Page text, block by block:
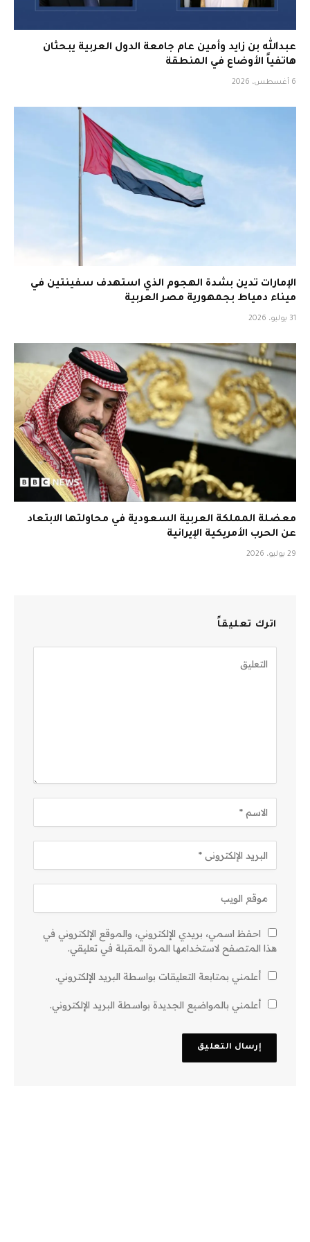
عبدالله بن زايد وأمين عام جامعة الدول العربية يبحثان
هاتفياً الأوضاع في المنطقة
6 أغسطس، 2026
الإمارات تدين بشدة الهجوم الذي استهدف سفينتين في
ميناء دمياط بجمهورية مصر العربية
31 يوليو، 2026
معضلة المملكة العربية السعودية في محاولتها الابتعاد
عن الحرب الأمريكية الإيرانية
29 يوليو، 2026
اترك تعليقاً
احفظ اسمي، بريدي الإلكتروني، والموقع الإلكتروني في
هذا المتصفح لاستخدامها المرة المقبلة في تعليقي.
أعلمني بمتابعة التعليقات بواسطة البريد الإلكتروني.
أعلمني بالمواضيع الجديدة بواسطة البريد الإلكتروني.